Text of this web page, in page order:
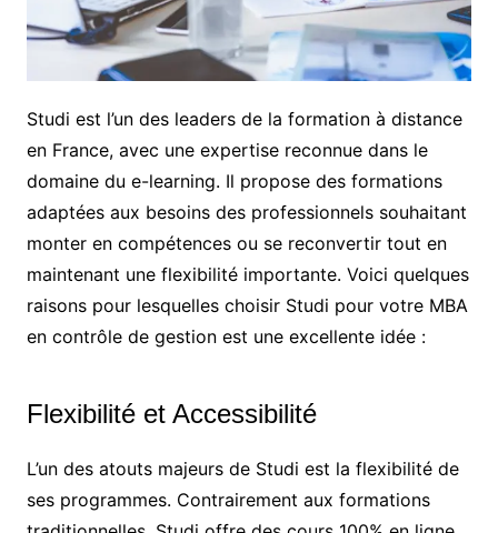
Studi est l’un des leaders de la formation à distance
en France, avec une expertise reconnue dans le
domaine du e-learning. Il propose des formations
adaptées aux besoins des professionnels souhaitant
monter en compétences ou se reconvertir tout en
maintenant une flexibilité importante. Voici quelques
raisons pour lesquelles choisir Studi pour votre MBA
en contrôle de gestion est une excellente idée :
Flexibilité et Accessibilité
L’un des atouts majeurs de Studi est la flexibilité de
ses programmes. Contrairement aux formations